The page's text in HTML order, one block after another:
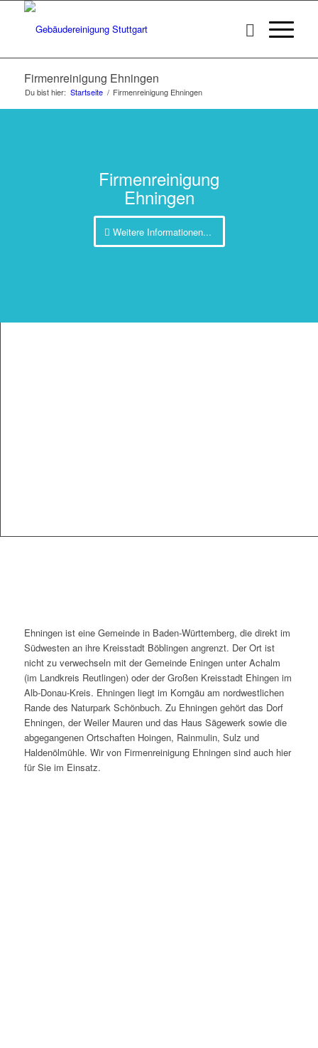
Firmenreinigung Ehningen
Du bist hier: Startseite / Firmenreinigung Ehningen
Firmenreinigung
Ehningen
Weitere Informationen...
Ehningen ist eine Gemeinde in Baden-Württemberg, die direkt im
Südwesten an ihre Kreisstadt Böblingen angrenzt. Der Ort ist
nicht zu verwechseln mit der Gemeinde Eningen unter Achalm
(im Landkreis Reutlingen) oder der Großen Kreisstadt Ehingen im
Alb-Donau-Kreis. Ehningen liegt im Korngäu am nordwestlichen
Rande des Naturpark Schönbuch. Zu Ehningen gehört das Dorf
Ehningen, der Weiler Mauren und das Haus Sägewerk sowie die
abgegangenen Ortschaften Hoingen, Rainmulin, Sulz und
Haldenölmühle. Wir von Firmenreinigung Ehningen sind auch hier
für Sie im Einsatz.